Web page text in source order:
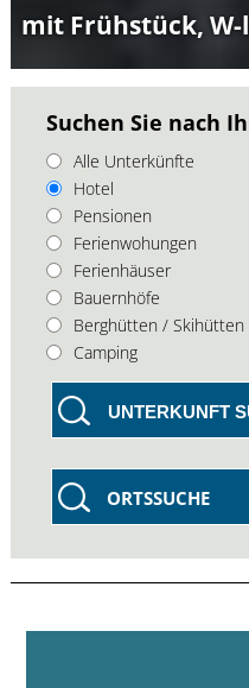
mit Frühstück, W-
Suchen Sie nach
Alle Unterkünfte
Hotel
Pensionen
Ferienwohungen
Ferienhäuser
Bauernhöfe
Berghütten / Skihütten
Camping
UNTERKUNFT
ORTSSUCHE